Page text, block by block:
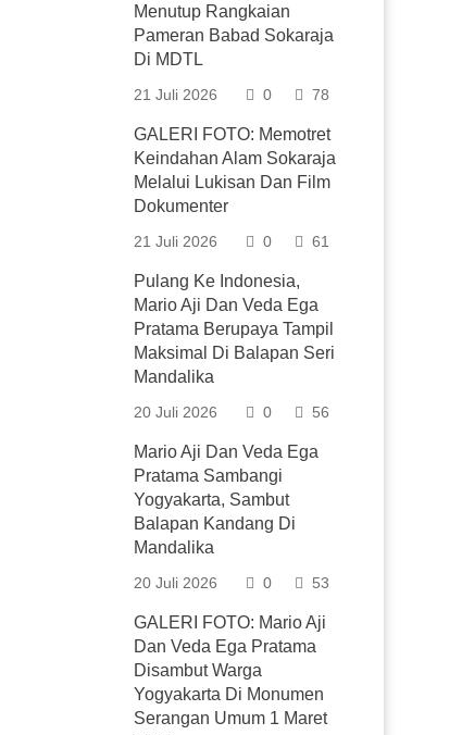
Menutup Rangkaian
Pameran Babad Sokaraja
Di MDTL
21 Juli 2026 0 78
GALERI FOTO: Memotret
Keindahan Alam Sokaraja
Melalui Lukisan Dan Film
Dokumenter
21 Juli 2026 0 61
Pulang Ke Indonesia,
Mario Aji Dan Veda Ega
Pratama Berupaya Tampil
Maksimal Di Balapan Seri
Mandalika
20 Juli 2026 0 56
Mario Aji Dan Veda Ega
Pratama Sambangi
Yogyakarta, Sambut
Balapan Kandang Di
Mandalika
20 Juli 2026 0 53
GALERI FOTO: Mario Aji
Dan Veda Ega Pratama
Disambut Warga
Yogyakarta Di Monumen
Serangan Umum 1 Maret